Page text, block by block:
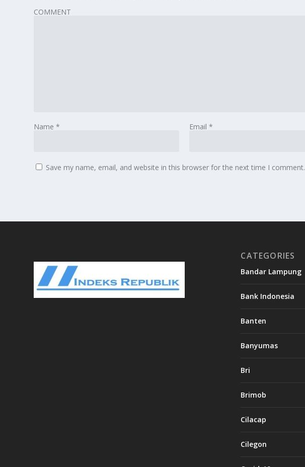
COMMENT
Name* Email *
Save my name, email, and website in this browser for the next time I comment.
CATEGORIES
Bandar Lampung
Bank Indonesia
Banten
Banyumas
Bri
Brimob
Cilacap
Cilegon